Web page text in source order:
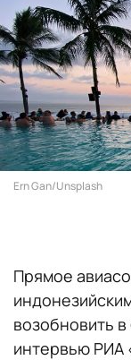
Ern Gan/Unsplash
Прямое
возобновить
интервью РИА